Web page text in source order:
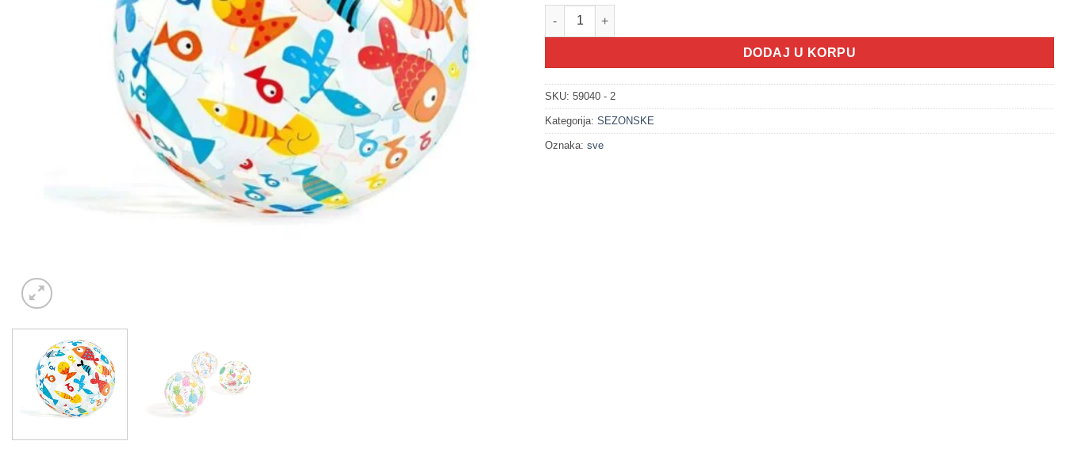
200136 Lopte na naduvavanje za plažu - ribice (51cm) količina
DODAJ U KORPU
SKU: 59040 - 2
Kategorija: SEZONSKE
Oznaka: sve